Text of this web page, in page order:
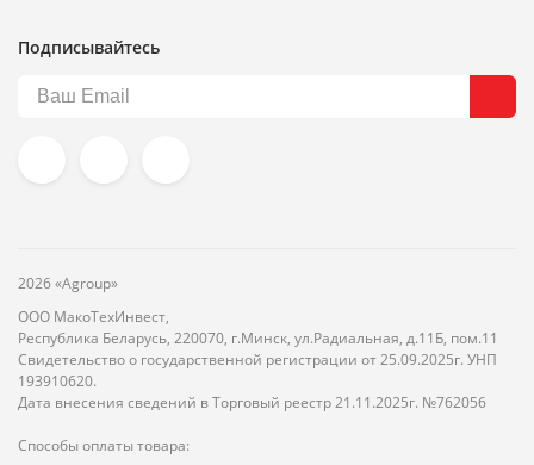
Подписывайтесь
2026 «Agroup»
ООО МакоТехИнвест,
Республика Беларусь, 220070, г.Минск, ул.Радиальная, д.11Б, пом.11
Свидетельство о государственной регистрации от 25.09.2025г. УНП
193910620.
Дата внесения сведений в Торговый реестр 21.11.2025г. №762056
Способы оплаты товара: